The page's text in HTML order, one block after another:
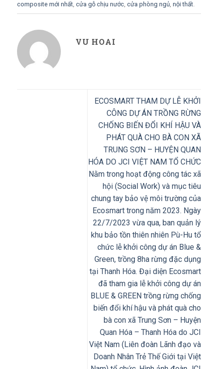
composite mới nhất, cửa gỗ chịu nước, cửa phòng ngủ, nội thất.
VU HOAI
ECOSMART THAM DỰ LỄ KHỞI
CÔNG DỰ ÁN TRỒNG RỪNG
CHỐNG BIẾN ĐỔI KHÍ HẬU VÀ
PHÁT QUÀ CHO BÀ CON XÃ
TRUNG SƠN – HUYỆN QUAN
HÓA DO JCI VIỆT NAM TỔ CHỨC
Nằm trong hoạt động công tác xã
hội (Social Work) và mục tiêu
chung tay bảo vệ môi trường của
Ecosmart trong năm 2023. Ngày
22/7/2023 vừa qua, ban quản lý
khu bảo tồn thiên nhiên Pù-Hu tổ
chức lễ khởi công dự án Blue &
Green, trồng 8ha rừng đặc dụng
tại Thanh Hóa. Đại diện Ecosmart
đã tham gia lễ khởi công dự án
BLUE & GREEN trồng rừng chống
biến đổi khí hậu và phát quà cho
bà con xã Trung Sơn – Huyện
Quan Hóa – Thanh Hóa do JCI
Việt Nam (Liên đoàn Lãnh đạo và
Doanh Nhân Trẻ Thế Giới tại Việt